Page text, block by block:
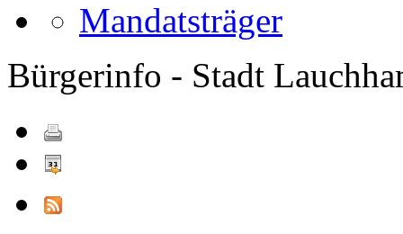
Mandatsträger
Bürgerinfo - Stadt